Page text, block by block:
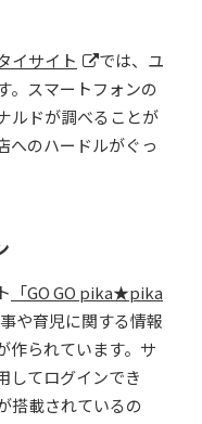
イサイト
では、ユ
。スマートフォンの
ルドが調べることが
へのハードルがぐっ
「GO GO pika★pika
や育児に関する情報
作られています。サ
てログインでき
搭載されているの